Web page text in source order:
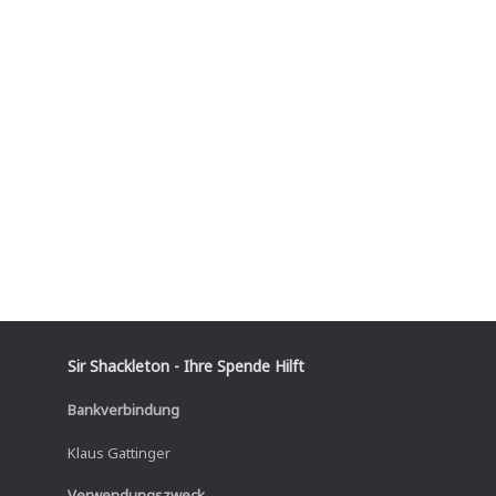
Sir Shackleton - Ihre Spende Hilft
Bankverbindung
Klaus Gattinger